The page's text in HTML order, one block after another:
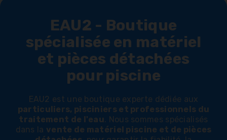
EAU2 - Boutique
spécialisée en matériel
et pièces détachées
pour piscine
EAU2 est une boutique experte dédiée aux
particuliers, pisciniers et professionnels du
traitement de l'eau. Nous sommes spécialisés
dans la vente de matériel piscine et de pièces